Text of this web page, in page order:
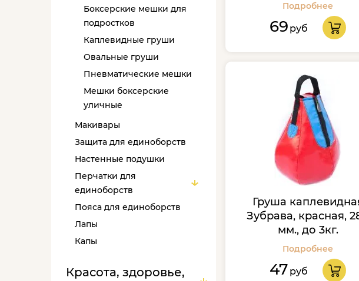
Боксерские мешки для
подростков
Каплевидные груши
Овальные груши
Пневматические мешки
Мешки боксерские
уличные
Макивары
Защита для единоборств
Настенные подушки
Перчатки для
единоборств
Пояса для единоборств
Лапы
Капы
Аксессуары для
Красота, здоровье,
Подробнее
69 руб
Груша
Зубрава, красная,
мм., до 3кг.
Подробнее
47 руб